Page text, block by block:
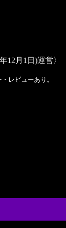
月1日)運営〉
レビューあり。